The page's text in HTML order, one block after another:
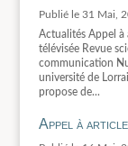
31 Mai,
Actualités Appel à
télévisée Revue
communication
université de
propose de...
Appel à